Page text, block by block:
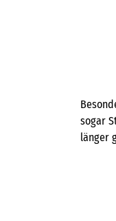
sogar
länger